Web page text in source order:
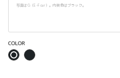
写真はG（E-Four）。内装色はブラック。
COLOR